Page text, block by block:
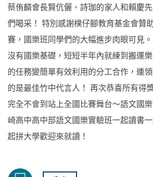
蔡侑麟會長賢伉儷、詩珈的家人和賴慶
們喝采！ 特別感謝樸仔腳教育基金會贊
賽，國樂班同學們的大幅進步肉眼可見
沒有國樂基礎，短短半年內就練到搬運
的任務變簡單有效利用的分工合作，連
的是最佳竹中代言人！ 再次恭喜所有得
完全不會到站上全國比賽舞台～語文國
崎高中高中部語文國樂實驗班一起讀書
起拼大學歡迎來就讀！